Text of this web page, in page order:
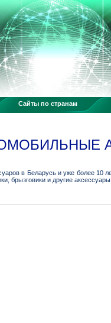
Сайты по странам
в Беларусь и уже более 10
брызговики и другие